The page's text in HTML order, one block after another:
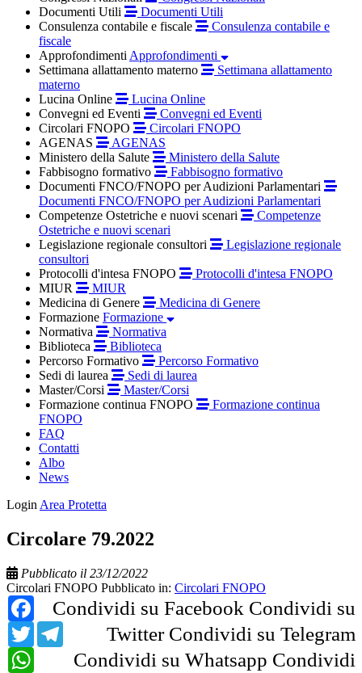
Documenti Utili
Documenti Utili
Consulenza contabile e fiscale
Consulenza contabile e
fiscale
Approfondimenti Approfondimenti
Settimana allattamento materno
Settimana allattamento
materno
Lucina Online
Lucina Online
Convegni ed Eventi
Convegni ed Eventi
Circolari FNOPO
Circolari FNOPO
AGENAS
AGENAS
Ministero della Salute
Ministero della Salute
Fabbisogno formativo
Fabbisogno formativo
Documenti FNCO/FNOPO per Audizioni Parlamentari
Documenti FNCO/FNOPO per Audizioni Parlamentari
Competenze Ostetriche e nuovi scenari
Competenze
Ostetriche e nuovi scenari
Legislazione regionale consultori
Legislazione regionale
consultori
Protocolli d'intesa FNOPO
Protocolli d'intesa FNOPO
MIUR
MIUR
Medicina di Genere
Medicina di Genere
Formazione Formazione
Normativa
Normativa
Biblioteca
Biblioteca
Percorso Formativo
Percorso Formativo
Sedi di laurea
Sedi di laurea
Master/Corsi
Master/Corsi
Formazione continua FNOPO
Formazione continua
FNOPO
FAQ
Contatti
Albo
News
Login Area Protetta
Circolare 79.2022
Pubblicato il 23/12/2022
Circolari FNOPO Pubblicato in: Circolari FNOPO
Condividi su Facebook
Facebook
Condividi su
Twitter
Twitter Condividi su Telegram
Telegram
Condividi su Whatsapp
WhatsApp
Condividi